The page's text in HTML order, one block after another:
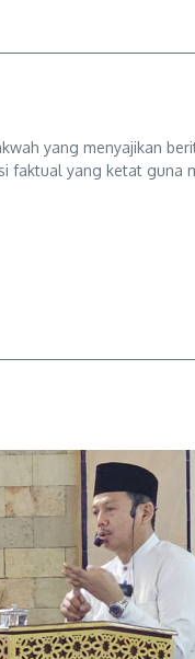
yang menyajikan
yang ketat guna